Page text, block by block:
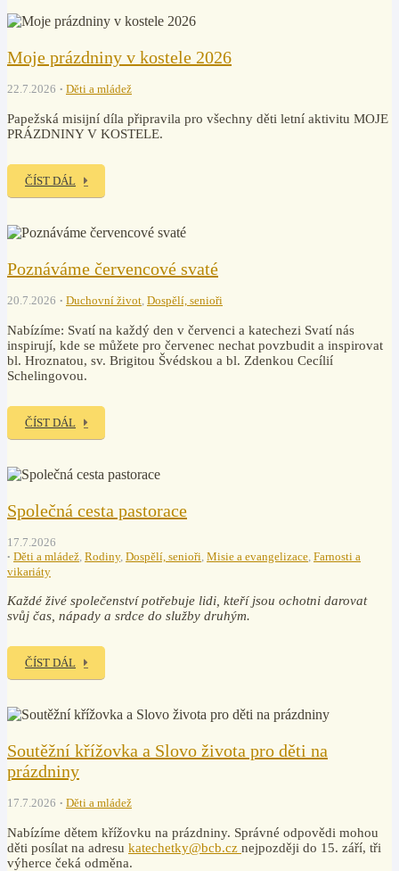
Moje prázdniny v kostele 2026
22.7.2026 Děti a mládež
Papežská misijní díla připravila pro všechny děti letní aktivitu MOJE
PRÁZDNINY V KOSTELE.
ČÍST DÁL
Poznáváme červencové svaté
20.7.2026 Duchovní život, Dospělí, senioři
Nabízíme: Svatí na každý den v červenci a katechezi Svatí nás
inspirují, kde se můžete pro červenec nechat povzbudit a inspirovat
bl. Hroznatou, sv. Brigitou Švédskou a bl. Zdenkou Cecílií
Schelingovou.
ČÍST DÁL
Společná cesta pastorace
17.7.2026
Děti a mládež, Rodiny, Dospělí, senioři, Misie a evangelizace, Farnosti a
vikariáty
Každé živé společenství potřebuje lidi, kteří jsou ochotni darovat
svůj čas, nápady a srdce do služby druhým.
ČÍST DÁL
Soutěžní křížovka a Slovo života pro děti na
prázdniny
17.7.2026 Děti a mládež
Nabízíme dětem křížovku na prázdniny. Správné odpovědi mohou
děti posílat na adresu katechetky@bcb.cz nejpozději do 15. září, tři
výherce čeká odměna.